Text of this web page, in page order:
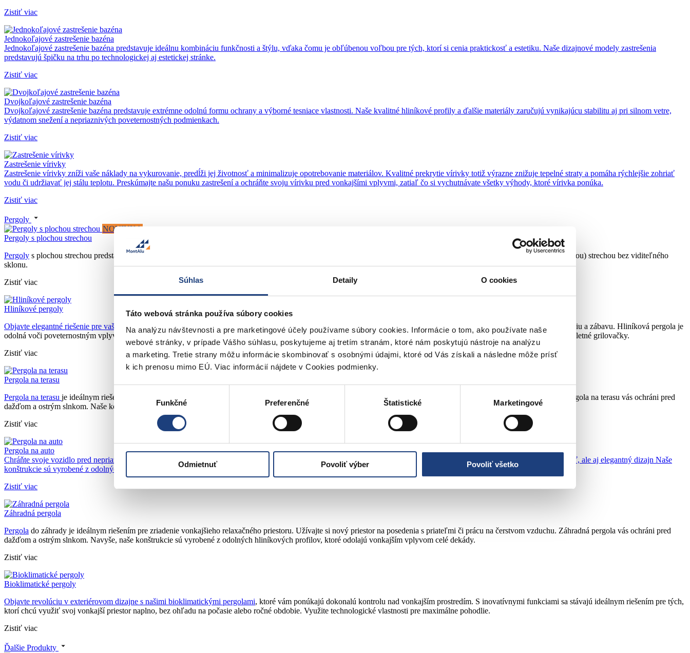
Súhlas Detaily O cookies
Táto webová stránka používa súbory cookies
Na analýzu návštevnosti a pre marketingové účely používame súbory cookies. Informácie o tom, ako používate naše
webové stránky, v prípade Vášho súhlasu, poskytujeme aj tretím stranám, ktoré nám poskytujú nástroje na analýzu
a marketing. Tretie strany môžu informácie skombinovať s osobnými údajmi, ktoré od Vás získali a následne môže prísť
k ich prenosu mimo EÚ. Viac informácií nájdete v Cookies podmienky.
súhlasu
Funkčné Preferenčné Štatistické Marketingové
Odmietnuť Povoliť výber Povoliť všetko
Zistiť viac
Jednokoľajové zastrešenie bazéna
Jednokoľajové zastrešenie bazéna predstavuje ideálnu kombináciu funkčnosti a štýlu, vďaka čomu je obľúbenou voľbou pre tých, ktorí si cenia praktickosť a estetiku. Naše dizajnové modely zastrešenia
predstavujú špičku na trhu po technologickej aj estetickej stránke.
Zistiť viac
Dvojkoľajové zastrešenie bazéna
Dvojkoľajové zastrešenie bazéna predstavuje extrémne odolnú formu ochrany a výborné tesniace vlastnosti. Naše kvalitné hliníkové profily a ďalšie materiály zaručujú vynikajúcu stabilitu aj pri silnom vetre,
výdatnom snežení a nepriaznivých poveternostných podmienkach.
Zistiť viac
Zastrešenie vírivky
Zastrešenie vírivky zníži vaše náklady na vykurovanie, predĺži jej životnosť a minimalizuje opotrebovanie materiálov. Kvalitné prekrytie vírivky totiž výrazne znižuje tepelné straty a pomáha rýchlejšie zohriať
vodu či udržiavať jej stálu teplotu. Preskúmajte našu ponuku zastrešení a ochráňte svoju vírivku pred vonkajšími vplyvmi, zatiaľ čo si vychutnávate všetky výhody, ktoré vírivka ponúka.
Zistiť viac
Pergoly
NOVINKA
Pergoly s plochou strechou
Pergoly s plochou strechou predstavujú moderné riešenie tienenia pre súčasnú architektúru. Vyznačujú sa čistými kubickými líniami, minimalistickým vzhľadom a plochou (rovnou) strechou bez viditeľného
sklonu.
Zistiť viac
Hliníkové pergoly
Objavte elegantné riešenie pre vašu záhradu s našimi hliníkovými pergolami!
Hliníkové pergoly
sú moderným stavebným prvkom, ktorý vám poskytne útulný priestor na relaxáciu a zábavu. Hliníková pergola je
odolná voči poveternostným vplyvom a ľahko sa udržuje. S elegantným dizajnom dokonale zapadne do vášho exteriéru a vytvorí harmonické prostredie pre rodinné stretnutia či letné grilovačky.
Zistiť viac
Pergola na terasu
Pergola na terasu je ideálnym riešením pre využívanie terasy k oddychu a relaxu. Užívajte si nový priestor na posedenia s priateľmi či prácu na čerstvom vzduchu. Hliníková pergola na terasu vás ochráni pred
dažďom a ostrým slnkom. Naše konštrukcie sú vyrobené z pevných hliníkových profilov, ktoré odolajú vonkajším vplyvom celé dekády
Zistiť viac
Pergola na auto
Chráňte svoje vozidlo pred nepriaznivým počasím a slnečnými lúčmi s modernou hliníkovou pergolou! Naša pergola na auto je skvelým riešením, ktoré ponúka nielen funkčnosť, ale aj elegantný dizajn Naše
konštrukcie sú vyrobené z odolných hliníkových profilov, ktoré odolajú vonkajším vplyvom celé dekády.
Zistiť viac
Záhradná pergola
Pergola do záhrady je ideálnym riešením pre zriadenie vonkajšieho relaxačného priestoru. Užívajte si nový priestor na posedenia s priateľmi či prácu na čerstvom vzduchu. Záhradná pergola vás ochráni pred
dažďom a ostrým slnkom. Navyše, naše konštrukcie sú vyrobené z odolných hliníkových profilov, ktoré odolajú vonkajším vplyvom celé dekády.
Zistiť viac
Bioklimatické pergoly
Objavte revolúciu v exteriérovom dizajne s našimi bioklimatickými pergolami, ktoré vám ponúkajú dokonalú kontrolu nad vonkajším prostredím. S inovatívnymi funkciami sa stávajú ideálnym riešením pre tých,
ktorí chcú využiť svoj vonkajší priestor naplno, bez ohľadu na počasie alebo ročné obdobie. Využite technologické vlastnosti pre maximálne pohodlie.
Zistiť viac
Ďalšie Produkty